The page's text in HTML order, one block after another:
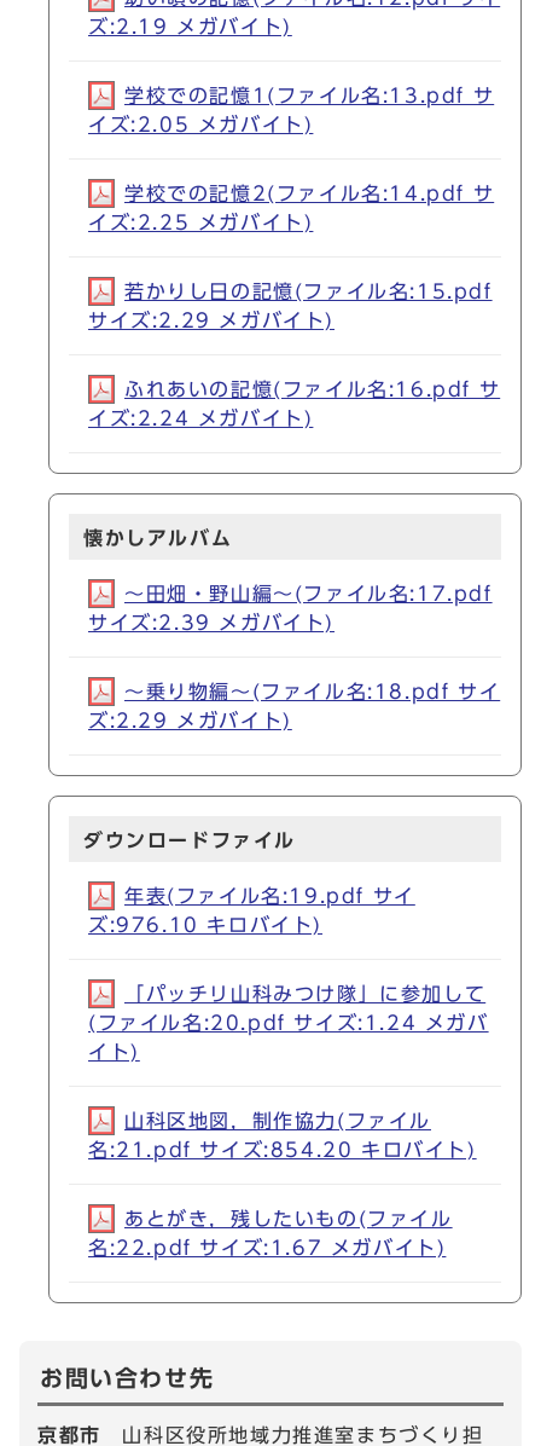
ズ:2.19 メガバイト)
学校での記憶1(ファイル名:13.pdf サ
イズ:2.05 メガバイト)
学校での記憶2(ファイル名:14.pdf サ
イズ:2.25 メガバイト)
若かりし日の記憶(ファイル名:15.pdf
サイズ:2.29 メガバイト)
ふれあいの記憶(ファイル名:16.pdf サ
イズ:2.24 メガバイト)
懐かしアルバム
～田畑・野山編～(ファイル名:17.pdf
サイズ:2.39 メガバイト)
～乗り物編～(ファイル名:18.pdf サイ
ズ:2.29 メガバイト)
ダウンロードファイル
年表(ファイル名:19.pdf サイ
ズ:976.10 キロバイト)
「パッチリ山科みつけ隊」に参加して
(ファイル名:20.pdf サイズ:1.24 メガバ
イト)
山科区地図，制作協力(ファイル
名:21.pdf サイズ:854.20 キロバイト)
あとがき，残したいもの(ファイル
名:22.pdf サイズ:1.67 メガバイト)
お問い合わせ先
京都市 山科区役所地域力推進室まちづくり担